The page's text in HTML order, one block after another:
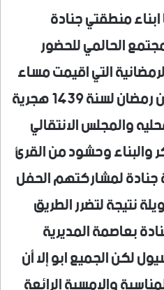
منطقتي جنادة
الحالمي للحضور
التي اقيمت مساء
يوم السبت السابع عشر من رمضان لسنة 1439 هجرية
والمجلس الانتقالي
والبناء وحشود من القرئ
لمشاركتهم الحفل
نتيجة لتضرر الطريق
بعاصمة المديرية
لكن الجميع ابو إلا أن